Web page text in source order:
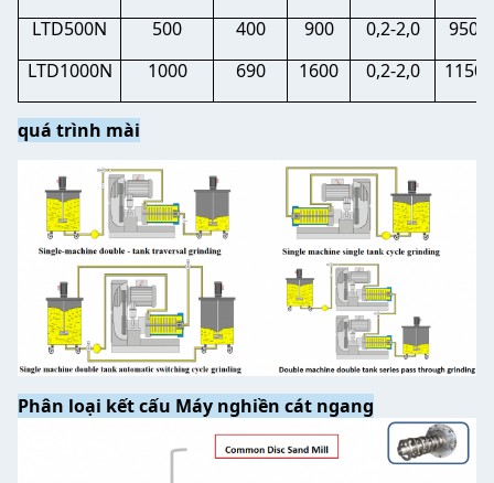
LTD500N
500 400 900 0,2-2,0
9500
LTD1000N
1000 690 1600 0,2-2,0 11500
quá trình mài
Phân loại kết cấu Máy nghiền cát ngang